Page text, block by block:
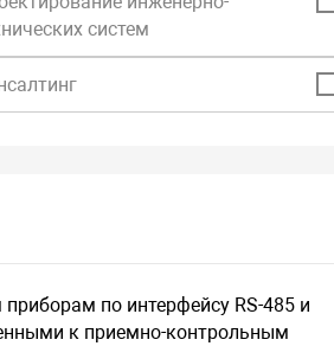
питания
питания
В.
потере
связи с
при
Индикатор
систем
по интерфейсу RS-485 и
к приемно-контрольным